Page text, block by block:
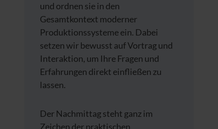
und ordnen sie in den
Gesamtkontext moderner
Produktionssysteme ein. Dabei
setzen wir bewusst auf Vortrag und
Interaktion, um Ihre Fragen und
Erfahrungen direkt einfließen zu
lassen.
Der Nachmittag steht ganz im
Zeichen der praktischen